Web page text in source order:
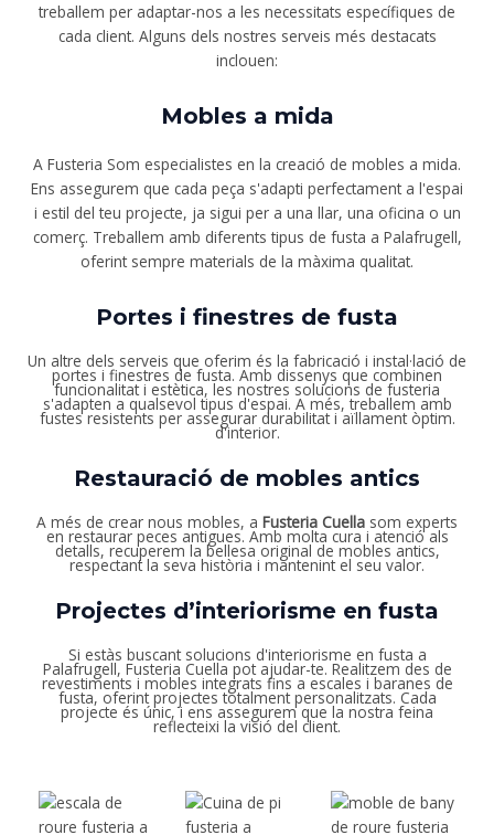
treballem per adaptar-nos a les necessitats específiques de
cada client. Alguns dels nostres serveis més destacats
inclouen:
Mobles a mida
A Fusteria Som especialistes en la creació de mobles a mida.
Ens assegurem que cada peça s'adapti perfectament a l'espai
i estil del teu projecte, ja sigui per a una llar, una oficina o un
comerç. Treballem amb diferents tipus de fusta a Palafrugell,
oferint sempre materials de la màxima qualitat.
Portes i finestres de fusta
Un altre dels serveis que oferim és la fabricació i instal·lació de
portes i finestres de fusta. Amb dissenys que combinen
funcionalitat i estètica, les nostres solucions de fusteria
s'adapten a qualsevol tipus d'espai. A més, treballem amb
fustes resistents per assegurar durabilitat i aïllament òptim.
d'interior.
Restauració de mobles antics
A més de crear nous mobles, a Fusteria Cuella som experts
en restaurar peces antigues. Amb molta cura i atenció als
detalls, recuperem la bellesa original de mobles antics,
respectant la seva història i mantenint el seu valor.
Projectes d’interiorisme en fusta
Si estàs buscant solucions d'interiorisme en fusta a
Palafrugell, Fusteria Cuella pot ajudar-te. Realitzem des de
revestiments i mobles integrats fins a escales i baranes de
fusta, oferint projectes totalment personalitzats. Cada
projecte és únic, i ens assegurem que la nostra feina
reflecteixi la visió del client.